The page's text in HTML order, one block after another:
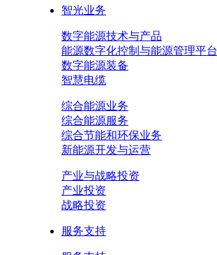
智光业务
数字能源技术与产品
能源数字化控制与能源管理平台
数字能源装备
智慧电缆
综合能源业务
综合能源服务
综合节能和环保业务
新能源开发与运营
产业与战略投资
产业投资
战略投资
服务支持